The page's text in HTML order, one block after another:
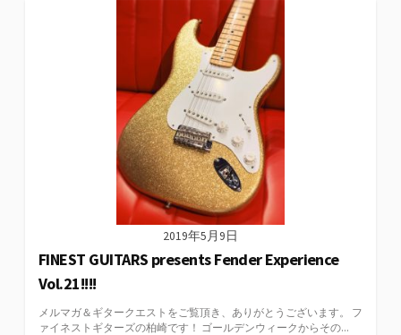
2019年5月9日
FINEST GUITARS presents Fender Experience
Vol.21!!!!
メルマガ＆ギタークエストをご覧頂き、ありがとうございます。 フ
ァイネストギターズの柏崎です！ ゴールデンウィークからその...